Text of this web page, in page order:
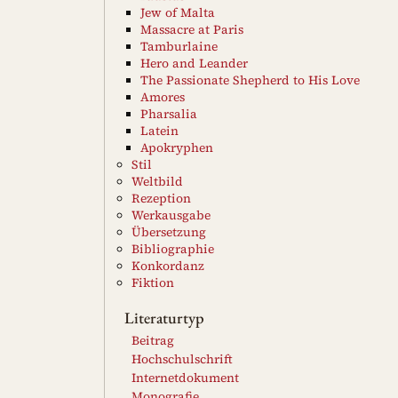
Jew of Malta
Massacre at Paris
Tamburlaine
Hero and Leander
The Passionate Shepherd to His Love
Amores
Pharsalia
Latein
Apokryphen
Stil
Weltbild
Rezeption
Werkausgabe
Übersetzung
Bibliographie
Konkordanz
Fiktion
Literaturtyp
Beitrag
Hochschulschrift
Internetdokument